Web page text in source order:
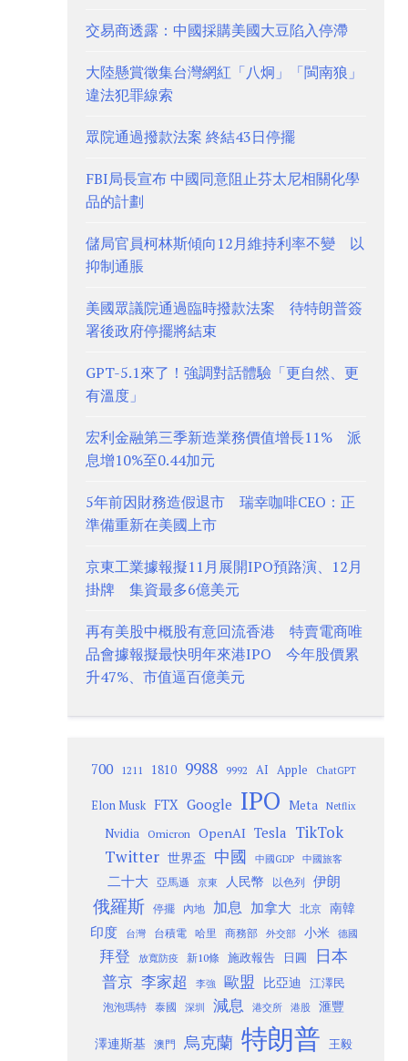
交易商透露：中國採購美國大豆陷入停滯
大陸懸賞徵集台灣網紅「八炯」「閩南狼」
違法犯罪線索
眾院通過撥款法案 終結43日停擺
FBI局長宣布 中國同意阻止芬太尼相關化學
品的計劃
儲局官員柯林斯傾向12月維持利率不變 以
抑制通脹
美國眾議院通過臨時撥款法案 待特朗普簽
署後政府停擺將結束
GPT-5.1來了！強調對話體驗「更自然、更
有溫度」
宏利金融第三季新造業務價值增長11% 派
息增10%至0.44加元
5年前因財務造假退市 瑞幸咖啡CEO：正
準備重新在美國上市
京東工業據報擬11月展開IPO預路演、12月
掛牌 集資最多6億美元
再有美股中概股有意回流香港 特賣電商唯
品會據報擬最快明年來港IPO 今年股價累
升47%、市值逼百億美元
700 1211 1810 9988 9992 AI Apple ChatGPT
Elon Musk FTX Google IPO Meta Netflix
Nvidia Omicron OpenAI Tesla TikTok
Twitter 世界盃 中國 中國GDP 中國旅客
二十大 亞馬遜 京東 人民幣 以色列 伊朗
俄羅斯 停擺 內地 加息 加拿大 北京
南韓
印度
台灣 台積電 哈里 商務部 外交部 小米 德國
拜登 放寬防疫 新10條 施政報告 日圓 日本
普京 李家超 李強 歐盟 比亞迪 江澤民
泡泡瑪特 泰國 深圳 減息 港交所 港股 滙豐
澤連斯基 澳門 烏克蘭 特朗普 王毅